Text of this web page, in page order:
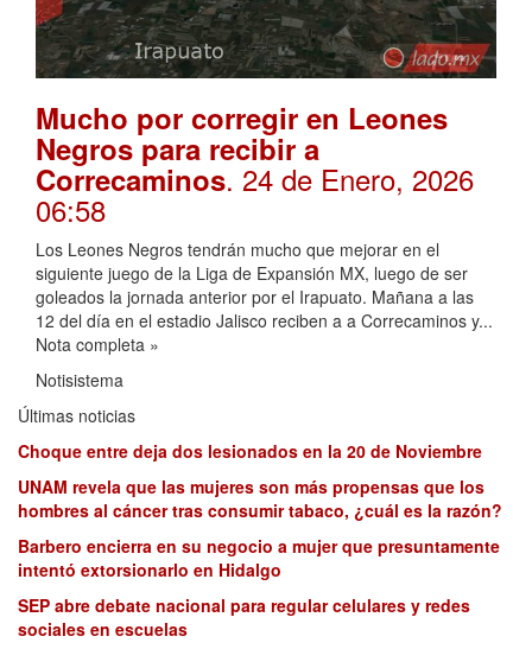
Mucho por corregir en Leones
Negros para recibir a
Correcaminos. 24 de Enero, 2026
06:58
Los Leones Negros tendrán mucho que mejorar en el
siguiente juego de la Liga de Expansión MX, luego de ser
goleados la jornada anterior por el Irapuato. Mañana a las
12 del día en el estadio Jalisco reciben a a Correcaminos y...
Nota completa »
Notisistema
Últimas noticias
Choque entre deja dos lesionados en la 20 de Noviembre
UNAM revela que las mujeres son más propensas que los
hombres al cáncer tras consumir tabaco, ¿cuál es la razón?
Barbero encierra en su negocio a mujer que presuntamente
intentó extorsionarlo en Hidalgo
SEP abre debate nacional para regular celulares y redes
sociales en escuelas